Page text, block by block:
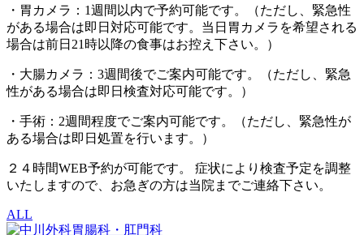
・胃カメラ：1週間以内で予約可能です。（ただし、緊急性
がある場合は即日対応可能です。当日胃カメラを希望される
場合は前日21時以降の食事はお控え下さい。）
・大腸カメラ：3週間後でご案内可能です。（ただし、緊急
性がある場合は即日検査対応可能です。）
・手術：2週間程度でご案内可能です。（ただし、緊急性が
ある場合は即日処置を行います。）
２４時間WEB予約が可能です。 症状により検査予定を調整
いたしますので、お急ぎの方は当院までご連絡下さい。
ALL